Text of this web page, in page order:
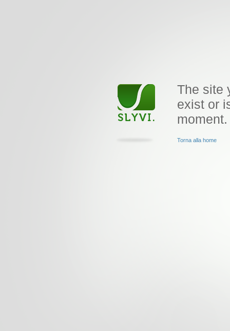
The site
exist or
moment.
Torna alla home